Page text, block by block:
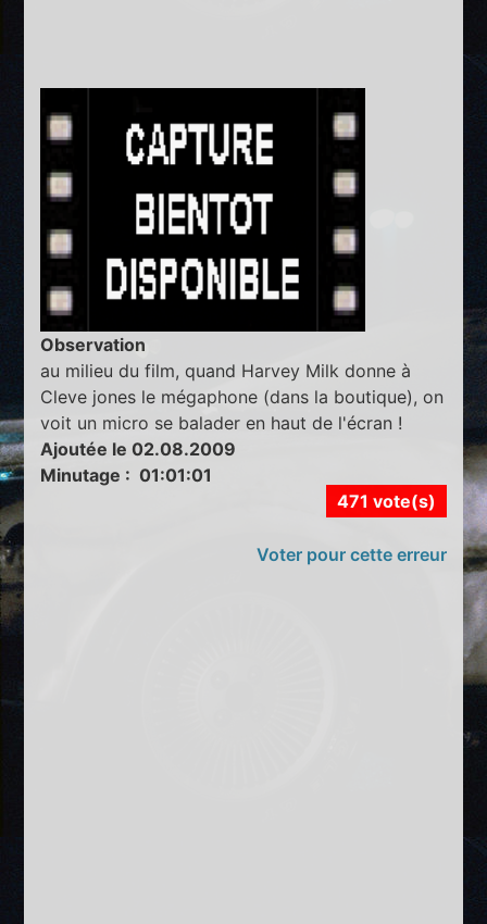
Observation
au milieu du film, quand Harvey Milk donne à
Cleve jones le mégaphone (dans la boutique), on
voit un micro se balader en haut de l'écran !
Ajoutée le 02.08.2009
Minutage : 01:01:01
471 vote(s)
Voter pour cette erreur